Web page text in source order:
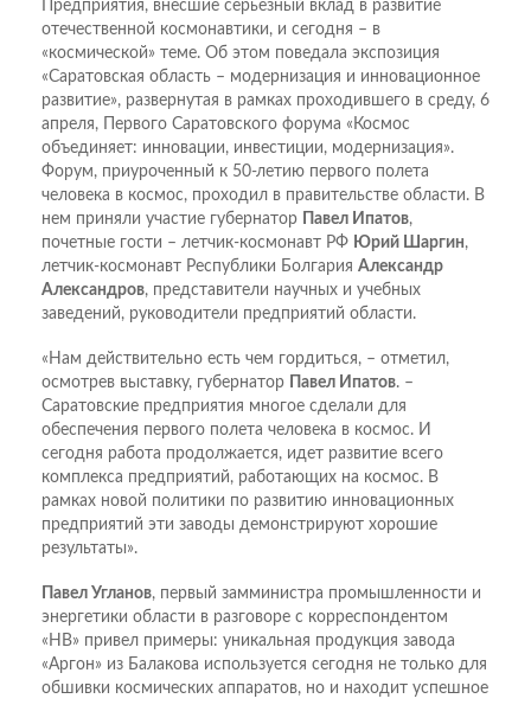
Предприятия, внесшие серьезный вклад в развитие
отечественной космонавтики, и сегодня – в
«космической» теме. Об этом поведала экспозиция
«Саратовская область – модернизация и инновационное
развитие», развернутая в рамках проходившего в среду, 6
апреля, Первого Саратовского форума «Космос
объединяет: инновации, инвестиции, модернизация».
Форум, приуроченный к 50-летию первого полета
человека в космос, проходил в правительстве области. В
нем приняли участие губернатор
Павел Ипатов,
почетные гости – летчик-космонавт РФ Юрий Шаргин,
летчик-космонавт Республики Болгария Александр
Александров, представители научных и учебных
заведений, руководители предприятий области.
«Нам действительно есть чем гордиться, – отметил,
осмотрев выставку, губернатор
Павел Ипатов. –
Саратовские предприятия многое сделали для
обеспечения первого полета человека в космос. И
сегодня работа продолжается, идет развитие всего
комплекса предприятий, работающих на космос. В
рамках новой политики по развитию инновационных
предприятий эти заводы демонстрируют хорошие
результаты».
Павел Угланов, первый замминистра промышленности и
энергетики области в разговоре с корреспондентом
«НВ» привел примеры: уникальная продукция завода
«Аргон» из Балакова используется сегодня не только для
обшивки космических аппаратов, но и находит успешное